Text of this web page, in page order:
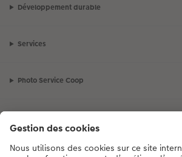
Développement durable
Services
Photo Service Coop
Notre sélection